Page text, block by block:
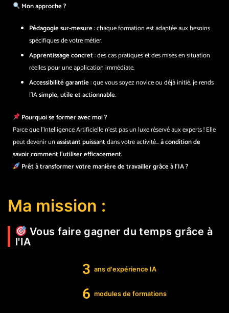
Mon approche ?
Pédagogie sur-mesure: chaque formation est adaptée aux besoins
spécifiques de votre métier.
Apprentissage concret: des cas pratiques et des mises en situation
réelles pour une application immédiate.
Accessibilité garantie: que vous soyez novice ou déjà initié, je rends
l’IAsimple, utile et actionnable.
Pourquoi se former avec moi ?
Parce que l’Intelligence Artificielle n’est pas un luxe réservé aux experts ! Elle
peut devenir unassistant puissantdans votre activité…à condition de
savoir comment l’utiliser efficacement.
Prêt à transformer votre manière de travailler grâce à l’IA ?
Ma mission :
Vous faire gagner du temps grâce à
l'IA
3 ans d'expérience IA
6 modules de formations